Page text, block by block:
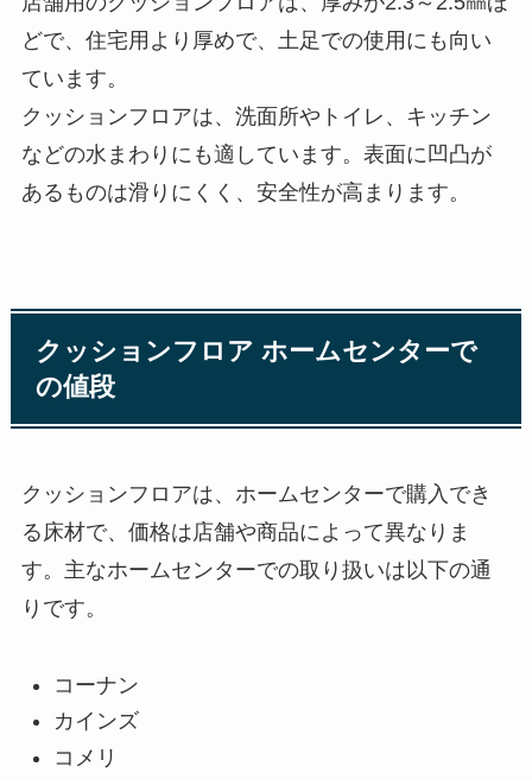
どで、住宅用より厚めで、土足での使用にも向い
ています。
クッションフロアは、洗面所やトイレ、キッチン
などの水まわりにも適しています。表面に凹凸が
あるものは滑りにくく、安全性が高まります。
クッションフロア ホームセンターで
の値段
クッションフロアは、ホームセンターで購入でき
る床材で、価格は店舗や商品によって異なりま
す。主なホームセンターでの取り扱いは以下の通
りです。
コーナン
カインズ
コメリ